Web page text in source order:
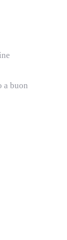
a buon